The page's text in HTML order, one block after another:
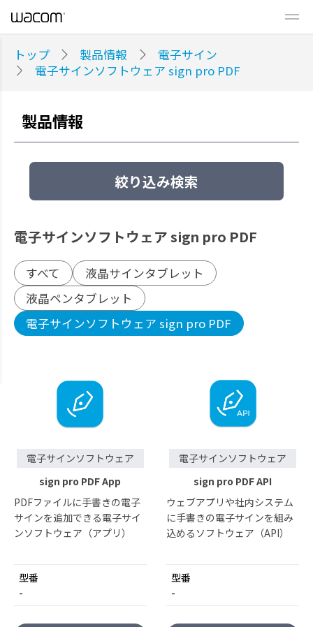
トップ 製品情報
電子サイン
電子サインソフトウェア sign pro PDF
製品情報
絞り込み検索
電子サインソフトウェア sign pro PDF
すべて
液晶サインタブレット
液晶ペンタブレット
電子サインソフトウェア sign pro PDF
電子サインソフトウェア
sign pro PDF App
PDFファイルに手書きの電子
サインを追加できる電子サイ
ンソフトウェア（アプリ）
型番
-
電子サインソフトウェア
sign pro PDF API
ウェブアプリや社内システム
に手書きの電子サインを組み
込めるソフトウェア（API）
型番
-